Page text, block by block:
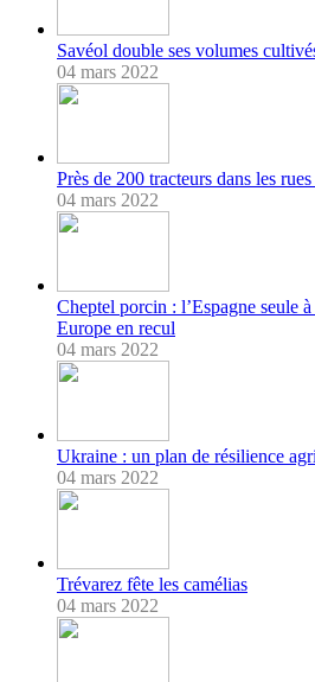
Savéol double ses volumes
04 mars 2022
Près de 200 tracteurs dans les
04 mars 2022
Cheptel porcin : l’Espagne seule
Europe en recul
04 mars 2022
Ukraine : un plan de résilience
04 mars 2022
Trévarez fête les camélias
04 mars 2022